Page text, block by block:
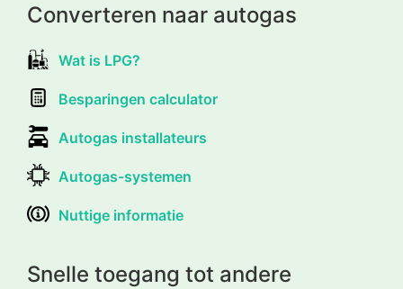
Converteren naar autogas
Wat is LPG?
Besparingen calculator
Autogas installateurs
Autogas-systemen
Nuttige informatie
Snelle toegang tot andere